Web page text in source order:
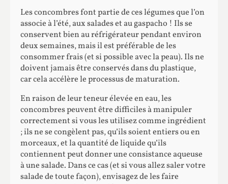
Les concombres font partie de ces légumes que l’on
associe à l’été, aux salades et au gaspacho ! Ils se
conservent bien au réfrigérateur pendant environ
deux semaines, mais il est préférable de les
consommer frais (et si possible avec la peau). Ils ne
doivent jamais être conservés dans du plastique,
car cela accélère le processus de maturation.
En raison de leur teneur élevée en eau, les
concombres peuvent être difficiles à manipuler
correctement si vous les utilisez comme ingrédient
; ils ne se congèlent pas, qu’ils soient entiers ou en
morceaux, et la quantité de liquide qu’ils
contiennent peut donner une consistance aqueuse
à une salade. Dans ce cas (et si vous allez saler votre
salade de toute façon), envisagez de les faire